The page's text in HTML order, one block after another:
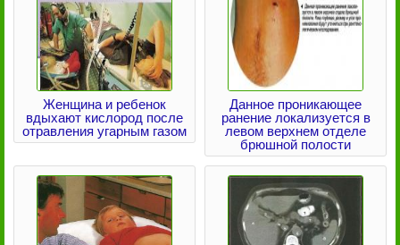
Женщина и ребенок
вдыхают кислород после
отравления угарным газом
Данное проникающее
ранение локализуется в
левом верхнем отделе
брюшной полости